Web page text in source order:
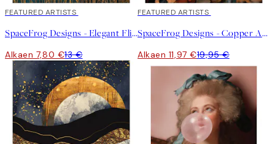
40%*
FEATURED ARTISTS
SpaceFrog Designs - Elegant Flight Juliste
Alkaen 7,80 €13 €
40%*
FEATURED ARTISTS
SpaceFrog Designs - Copper And Gold Mountains Juliste
Alkaen 11,97 €19,95 €